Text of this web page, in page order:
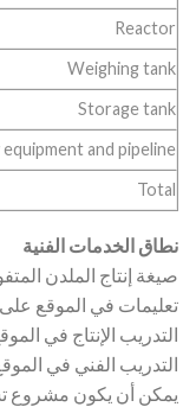
Reactor
Weighing tank
Storage tank
and pipeline
Total
نطاق الخدمات الفنية
صيغة إنتاج الملدن
تعليمات في الموقع
التدريب الإنتاج في
التدريب الفني في
يمكن أن يكون مشروع